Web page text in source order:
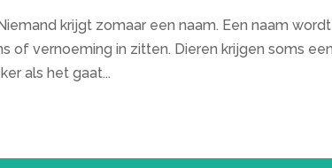
krijgt zomaar een naam. Een naam wordt
of vernoeming in zitten. Dieren krijgen soms
als het gaat...